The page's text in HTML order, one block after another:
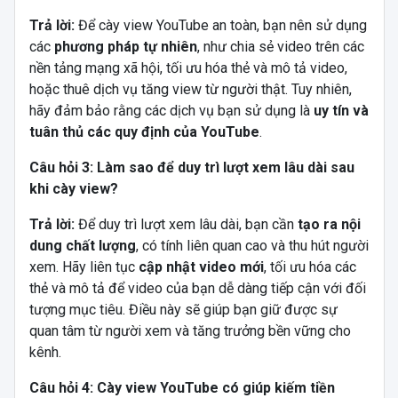
Trả lời:Để cày view YouTube an toàn, bạn nên sử dụng
các phương pháp tự nhiên, như chia sẻ video trên các
nền tảng mạng xã hội, tối ưu hóa thẻ và mô tả video,
hoặc thuê dịch vụ tăng view từ người thật. Tuy nhiên,
hãy đảm bảo rằng các dịch vụ bạn sử dụng là uy tín và
tuân thủ các quy định của YouTube.
Câu hỏi 3: Làm sao để duy trì lượt xem lâu dài sau
khi cày view?
Trả lời:Để duy trì lượt xem lâu dài, bạn cần tạo ra nội
dung chất lượng, có tính liên quan cao và thu hút người
xem. Hãy liên tục cập nhật video mới, tối ưu hóa các
thẻ và mô tả để video của bạn dễ dàng tiếp cận với đối
tượng mục tiêu. Điều này sẽ giúp bạn giữ được sự
quan tâm từ người xem và tăng trưởng bền vững cho
kênh.
Câu hỏi 4: Cày view YouTube có giúp kiếm tiền